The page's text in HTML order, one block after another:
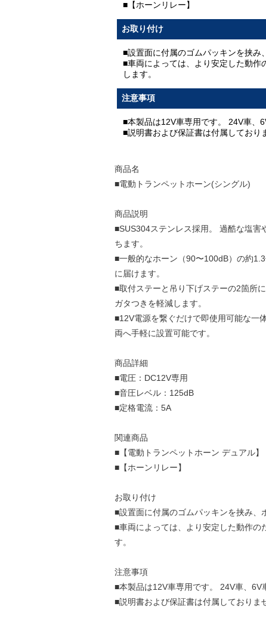
■【ホーンリレー】
お取り付け
■設置面に付属のゴムパッキンを挟み
■車両によっては、より安定した動作
します。
注意事項
■本製品は12V車専用です。 24V車、
■説明書および保証書は付属しており
商品名
■電動トランペットホーン(シングル)
商品説明
■SUS304ステンレス採用。 過酷な塩
ちます。
■一般的なホーン（90〜100dB）の約
に届けます。
■取付ステーと吊り下げステーの2箇所
ガタつきを軽減します。
■12V電源を繋ぐだけで即使用可能な一
両へ手軽に設置可能です。
商品詳細
■電圧：DC12V専用
■音圧レベル：125dB
■定格電流：5A
関連商品
■【電動トランペットホーン デュアル】
■【ホーンリレー】
お取り付け
■設置面に付属のゴムパッキンを挟み、
■車両によっては、より安定した動作の
す。
注意事項
■本製品は12V車専用です。 24V車、6V
■説明書および保証書は付属しておりま